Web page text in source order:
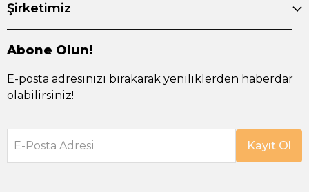
Şirketimiz
Abone Olun!
E-posta adresinizi bırakarak yeniliklerden haberdar
olabilirsiniz!
E-Posta Adresi Kayıt Ol